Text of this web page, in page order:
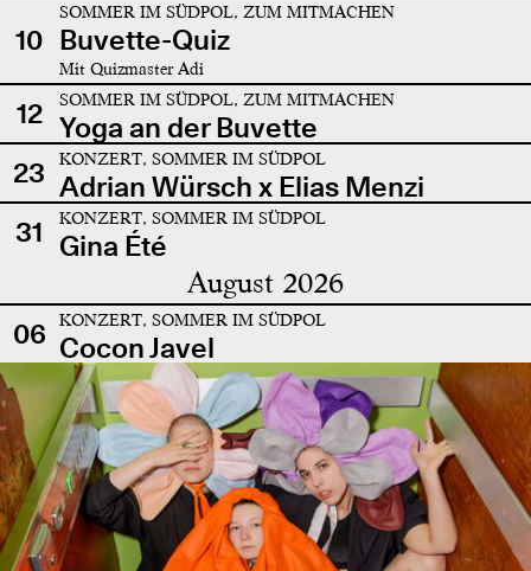
10
SOMMER IM SÜDPOL, ZUM MITMACHEN
Buvette-Quiz
Mit Quizmaster Adi
12 SOMMER IM SÜDPOL, ZUM MITMACHEN
Yoga an der Buvette
23
KONZERT, SOMMER IM SÜDPOL
Adrian Würsch x Elias Menzi
31
KONZERT, SOMMER IM SÜDPOL
Gina Été
August 2026
06 KONZERT, SOMMER IM SÜDPOL
Cocon Javel